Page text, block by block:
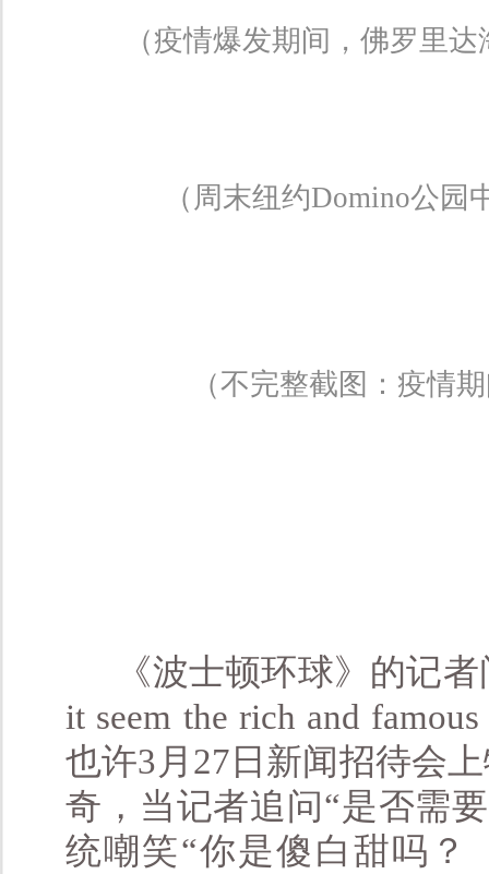
（疫情爆发期间，佛罗里
（周末纽约Domino公
（不完整截图：疫情
《波士顿环球》的记
it seem the rich and
也许3月27日新闻招待会
奇，当记者追问“是否需
统嘲笑“你是傻白甜吗？